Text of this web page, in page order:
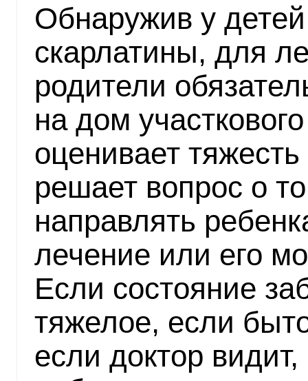
Обнаружив у
скарлатины, для
родители
на дом
оценивает
решает вопрос о
направлять
лечение или его
Если состояние
тяжелое, если
если доктор